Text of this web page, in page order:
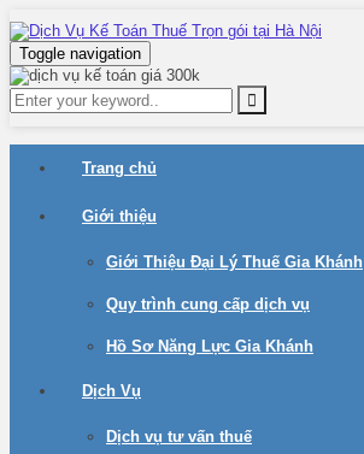
Toggle navigation
Trang chủ
Giới thiệu
Giới Thiệu Đại Lý Thuế Gia Khánh
Quy trình cung cấp dịch vụ
Hồ Sơ Năng Lực Gia Khánh
Dịch Vụ
Dịch vụ tư vấn thuế